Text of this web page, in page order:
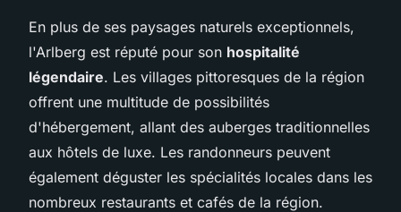
En plus de ses paysages naturels exceptionnels,
l'Arlberg est réputé pour son hospitalité
légendaire. Les villages pittoresques de la région
offrent une multitude de possibilités
d'hébergement, allant des auberges traditionnelles
aux hôtels de luxe. Les randonneurs peuvent
également déguster les spécialités locales dans les
nombreux restaurants et cafés de la région.